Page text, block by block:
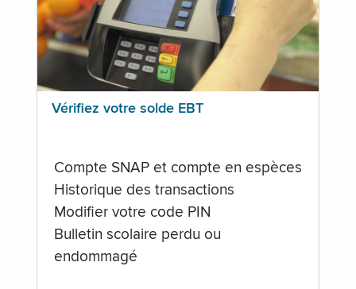
Vérifiez votre solde EBT
Compte SNAP et compte en espèces
Historique des transactions
Modifier votre code PIN
Bulletin scolaire perdu ou
endommagé